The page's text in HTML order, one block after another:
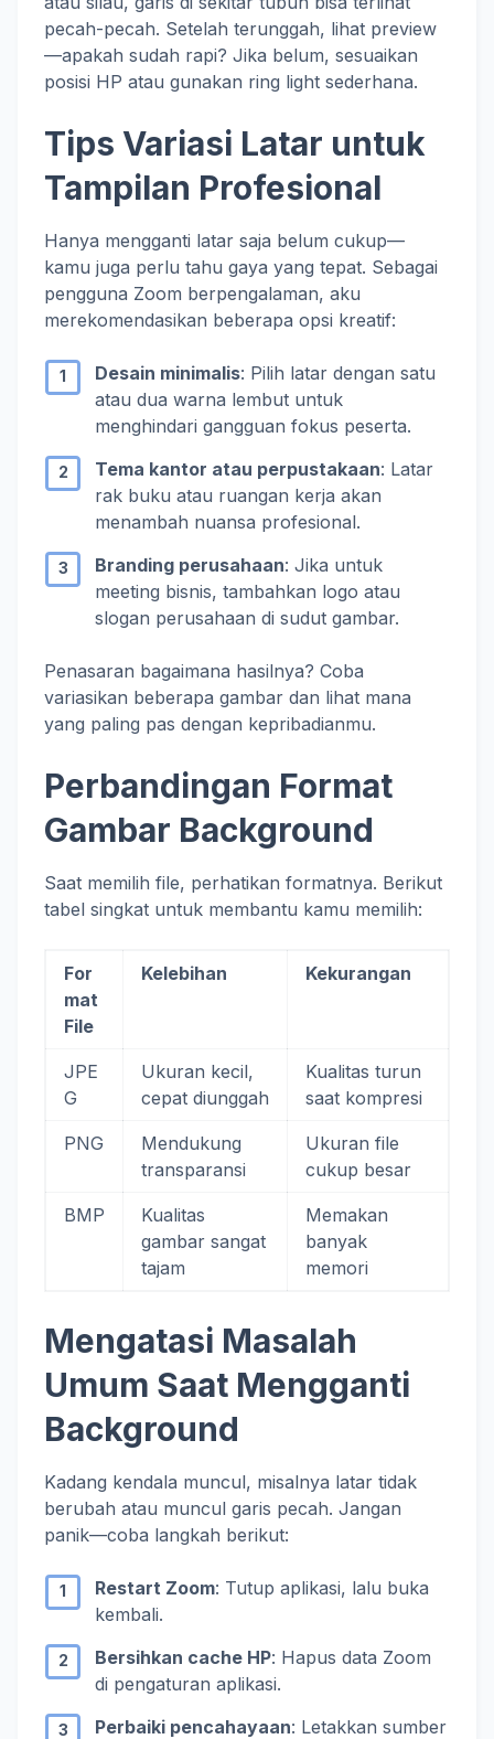
pecah-pecah. Setelah terunggah, lihat preview
—apakah sudah rapi? Jika belum, sesuaikan
posisi HP atau gunakan ring light sederhana.
Tips Variasi Latar untuk
Tampilan Profesional
Hanya mengganti latar saja belum cukup—
kamu juga perlu tahu gaya yang tepat. Sebagai
pengguna Zoom berpengalaman, aku
merekomendasikan beberapa opsi kreatif:
Desain minimalis: Pilih latar dengan satu
atau dua warna lembut untuk
menghindari gangguan fokus peserta.
Tema kantor atau perpustakaan: Latar
rak buku atau ruangan kerja akan
menambah nuansa profesional.
Branding perusahaan: Jika untuk
meeting bisnis, tambahkan logo atau
slogan perusahaan di sudut gambar.
Penasaran bagaimana hasilnya? Coba
variasikan beberapa gambar dan lihat mana
yang paling pas dengan kepribadianmu.
Perbandingan Format
Gambar Background
Saat memilih file, perhatikan formatnya. Berikut
tabel singkat untuk membantu kamu memilih:
For
mat
File
Kelebihan Kekurangan
JPE
G
Ukuran kecil,
cepat diunggah
Kualitas turun
saat kompresi
PNG
Mendukung
transparansi
Ukuran file
cukup besar
BMP
Kualitas
gambar sangat
tajam
Memakan
banyak
memori
Mengatasi Masalah
Umum Saat Mengganti
Background
Kadang kendala muncul, misalnya latar tidak
berubah atau muncul garis pecah. Jangan
panik—coba langkah berikut:
Restart Zoom: Tutup aplikasi, lalu buka
kembali.
Bersihkan cache HP: Hapus data Zoom
di pengaturan aplikasi.
Perbaiki pencahayaan: Letakkan sumber